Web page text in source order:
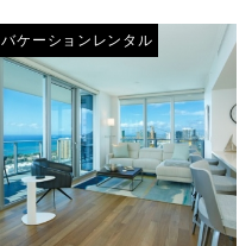
バケーションレンタル